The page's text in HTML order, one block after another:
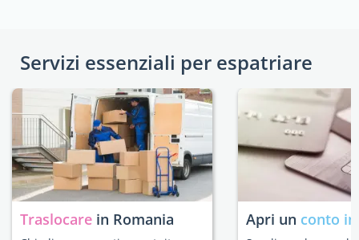
Servizi essenziali per espatriare
Traslocare in Romania Apri un conto